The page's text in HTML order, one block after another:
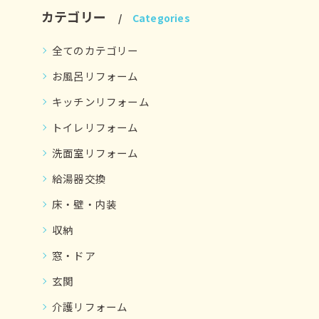
カテゴリー Categories
全てのカテゴリー
お風呂リフォーム
キッチンリフォーム
トイレリフォーム
洗面室リフォーム
給湯器交換
床・壁・内装
収納
窓・ドア
玄関
介護リフォーム